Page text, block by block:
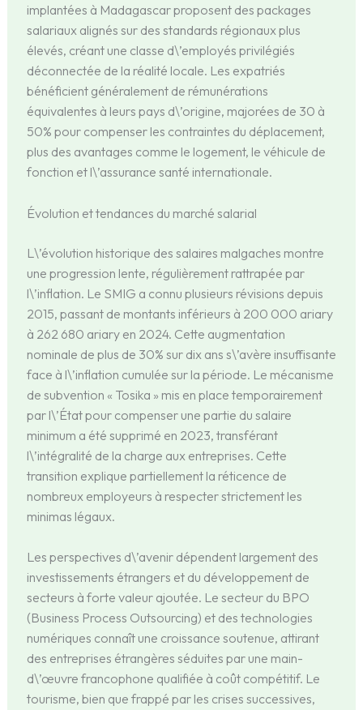
implantées à Madagascar proposent des packages
salariaux alignés sur des standards régionaux plus
élevés, créant une classe d\’employés privilégiés
déconnectée de la réalité locale. Les expatriés
bénéficient généralement de rémunérations
équivalentes à leurs pays d\’origine, majorées de 30 à
50% pour compenser les contraintes du déplacement,
plus des avantages comme le logement, le véhicule de
fonction et l\’assurance santé internationale.
Évolution et tendances du marché salarial
L\’évolution historique des salaires malgaches montre
une progression lente, régulièrement rattrapée par
l\’inflation. Le SMIG a connu plusieurs révisions depuis
2015, passant de montants inférieurs à 200 000 ariary
à 262 680 ariary en 2024. Cette augmentation
nominale de plus de 30% sur dix ans s\’avère insuffisante
face à l\’inflation cumulée sur la période. Le mécanisme
de subvention « Tosika » mis en place temporairement
par l\’État pour compenser une partie du salaire
minimum a été supprimé en 2023, transférant
l\’intégralité de la charge aux entreprises. Cette
transition explique partiellement la réticence de
nombreux employeurs à respecter strictement les
minimas légaux.
Les perspectives d\’avenir dépendent largement des
investissements étrangers et du développement de
secteurs à forte valeur ajoutée. Le secteur du BPO
(Business Process Outsourcing) et des technologies
numériques connaît une croissance soutenue, attirant
des entreprises étrangères séduites par une main-
d\’œuvre francophone qualifiée à coût compétitif. Le
tourisme, bien que frappé par les crises successives,